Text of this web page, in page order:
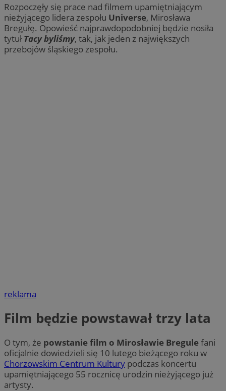
Rozpoczęły się prace nad filmem upamiętniającym
nieżyjącego lidera zespołu Universe, Mirosława
Bregułę. Opowieść najprawdopodobniej będzie nosiła
tytułTacy byliśmy, tak, jak jeden z największych
przebojów śląskiego zespołu.
reklama
Film będzie powstawał trzy lata
O tym, że powstanie film o Mirosławie Bregulefani
oficjalnie dowiedzieli się 10 lutego bieżącego roku w
Chorzowskim Centrum Kultury podczas koncertu
upamiętniającego 55 rocznicę urodzin nieżyjącego już
artysty.